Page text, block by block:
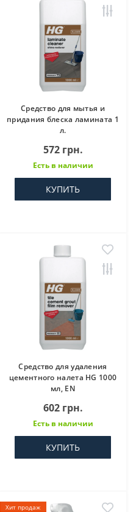
Средство для мытья и
придания блеска ламината 1
л.
572 грн.
Есть в наличии
КУПИТЬ
Средство для удаления
цементного налета HG 1000
мл, EN
602 грн.
Есть в наличии
КУПИТЬ
Хит продаж